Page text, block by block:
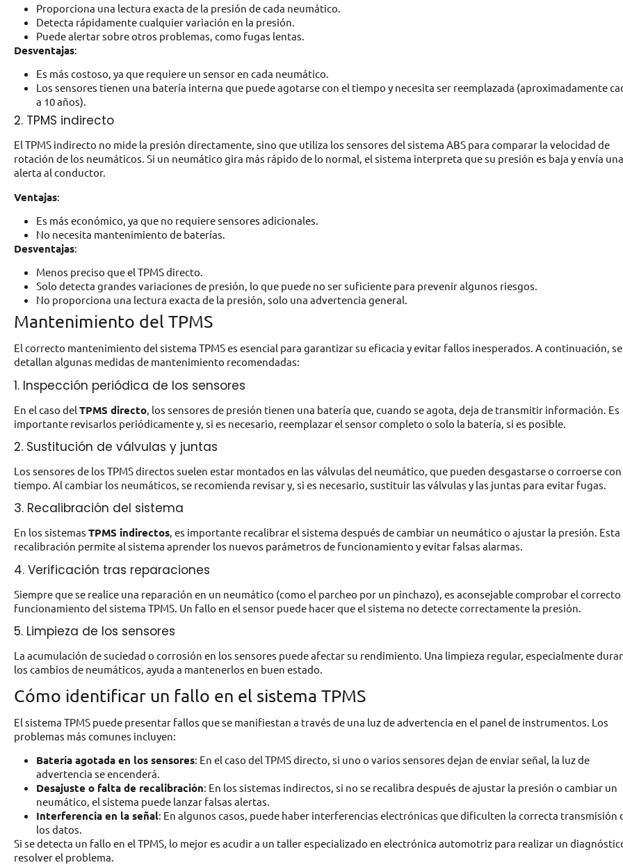
Proporciona una lectura exacta de la presión de cada neumático.
Detecta rápidamente cualquier variación en la presión.
Puede alertar sobre otros problemas, como fugas lentas.
Desventajas:
Es más costoso, ya que requiere un sensor en cada neumático.
Los sensores tienen una batería interna que puede agotarse con el tiempo y necesita ser reemplazada (aproximadamente
a 10 años).
2. TPMS indirecto
El TPMS indirecto no mide la presión directamente, sino que utiliza los sensores del sistema ABS para comparar la velocidad de
rotación de los neumáticos. Si un neumático gira más rápido de lo normal, el sistema interpreta que su presión es baja y envía una
alerta al conductor.
Ventajas:
Es más económico, ya que no requiere sensores adicionales.
No necesita mantenimiento de baterías.
Desventajas:
Menos preciso que el TPMS directo.
Solo detecta grandes variaciones de presión, lo que puede no ser suficiente para prevenir algunos riesgos.
No proporciona una lectura exacta de la presión, solo una advertencia general.
Mantenimiento del TPMS
El correcto mantenimiento del sistema TPMS es esencial para garantizar su eficacia y evitar fallos inesperados. A continuación, se
detallan algunas medidas de mantenimiento recomendadas:
1. Inspección periódica de los sensores
En el caso del TPMS directo , los sensores de presión tienen una batería que, cuando se agota, deja de transmitir información. Es
importante revisarlos periódicamente y, si es necesario, reemplazar el sensor completo o solo la batería, si es posible.
2. Sustitución de válvulas y juntas
Los sensores de los TPMS directos suelen estar montados en las válvulas del neumático, que pueden desgastarse o corroerse con
tiempo. Al cambiar los neumáticos, se recomienda revisar y, si es necesario, sustituir las válvulas y las juntas para evitar fugas.
3. Recalibración del sistema
En los sistemas TPMS indirectos, es importante recalibrar el sistema después de cambiar un neumático o ajustar la presión. Esta
recalibración permite al sistema aprender los nuevos parámetros de funcionamiento y evitar falsas alarmas.
4. Verificación tras reparaciones
Siempre que se realice una reparación en un neumático (como el parcheo por un pinchazo), es aconsejable comprobar el correcto
funcionamiento del sistema TPMS. Un fallo en el sensor puede hacer que el sistema no detecte correctamente la presión.
5. Limpieza de los sensores
La acumulación de suciedad o corrosión en los sensores puede afectar su rendimiento. Una limpieza regular, especialmente
los cambios de neumáticos, ayuda a mantenerlos en buen estado.
Cómo identificar un fallo en el sistema TPMS
El sistema TPMS puede presentar fallos que se manifiestan a través de una luz de advertencia en el panel de instrumentos. Los
problemas más comunes incluyen:
Batería agotada en los sensores: En el caso del TPMS directo, si uno o varios sensores dejan de enviar señal, la luz de
advertencia se encenderá.
Desajuste o falta de recalibración: En los sistemas indirectos, si no se recalibra después de ajustar la presión o cambiar un
neumático, el sistema puede lanzar falsas alertas.
Interferencia en la señal: En algunos casos, puede haber interferencias electrónicas que dificulten la correcta transmisión
los datos.
Si se detecta un fallo en el TPMS, lo mejor es acudir a un taller especializado en electrónica automotriz para realizar un
resolver el problema.